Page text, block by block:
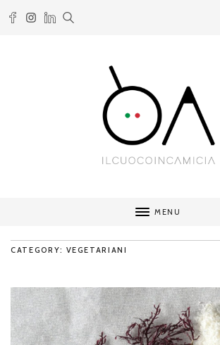
MENU
CATEGORY: VEGETARIANI